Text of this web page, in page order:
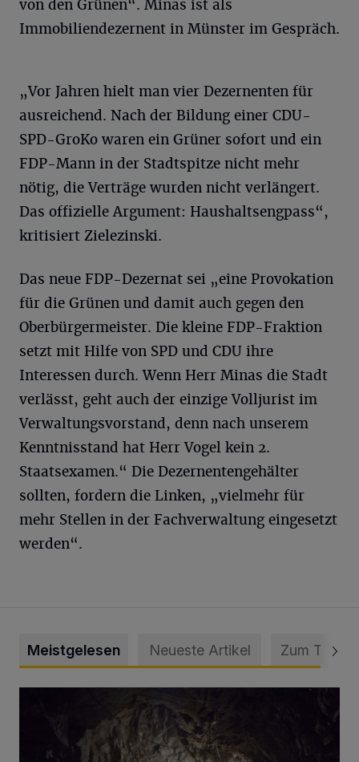
von den Grünen“. Minas ist als
Immobiliendezernent in Münster im Gespräch.
„Vor Jahren hielt man vier Dezernenten für
ausreichend. Nach der Bildung einer CDU-
SPD-GroKo waren ein Grüner sofort und ein
FDP-Mann in der Stadtspitze nicht mehr
nötig, die Verträge wurden nicht verlängert.
Das offizielle Argument: Haushaltsengpass“,
kritisiert Zielezinski.
Das neue FDP-Dezernat sei „eine Provokation
für die Grünen und damit auch gegen den
Oberbürgermeister. Die kleine FDP-Fraktion
setzt mit Hilfe von SPD und CDU ihre
Interessen durch. Wenn Herr Minas die Stadt
verlässt, geht auch der einzige Volljurist im
Verwaltungsvorstand, denn nach unserem
Kenntnisstand hat Herr Vogel kein 2.
Staatsexamen.“ Die Dezernentengehälter
sollten, fordern die Linken, „vielmehr für
mehr Stellen in der Fachverwaltung eingesetzt
werden“.
Meistgelesen Neueste Artikel Zum Thema